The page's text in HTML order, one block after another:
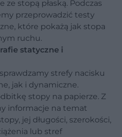
ze stopą płaską. Podczas
przeprowadzić testy
które pokażą jak stopa
ruchu.
statyczne i
strefy nacisku
jak i dynamiczne.
stopy na papierze. Z
informacje na temat
jej długości, szerokości,
lub stref